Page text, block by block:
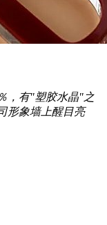
，有"塑胶水晶"之
形象墙上醒目亮